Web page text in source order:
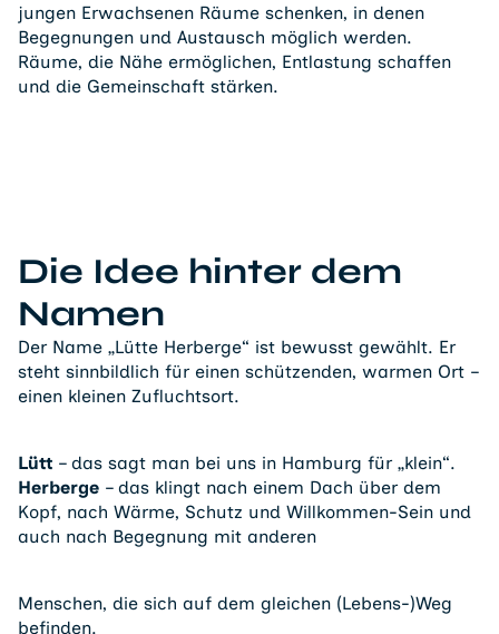
jungen Erwachsenen Räume schenken, in denen
Begegnungen und Austausch möglich werden.
Räume, die Nähe ermöglichen, Entlastung schaffen
und die Gemeinschaft stärken.
Die Idee hinter dem
Namen
Der Name „Lütte Herberge“ ist bewusst gewählt. Er
steht sinnbildlich für einen schützenden, warmen Ort –
einen kleinen Zufluchtsort.
Lütt – das sagt man bei uns in Hamburg für „klein“.
Herberge – das klingt nach einem Dach über dem
Kopf, nach Wärme, Schutz und Willkommen-Sein und
auch nach Begegnung mit anderen
Menschen, die sich auf dem gleichen (Lebens-)Weg
befinden.